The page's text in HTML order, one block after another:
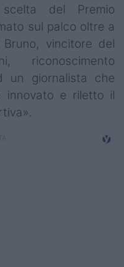
del Premio
sul palco oltre a
vincitore del
riconoscimento
un giornalista che
innovato e riletto il